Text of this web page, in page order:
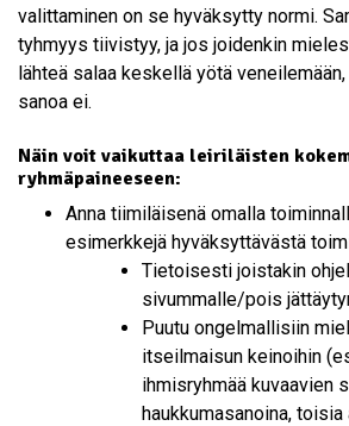
valittaminen on se hyväksytty normi.
tyhmyys tiivistyy, ja jos joidenkin
lähteä salaa keskellä yötä
sanoa ei.
Näin voit vaikuttaa leiriläisten
ryhmäpaineeseen:
Anna tiimiläisenä omalla
esimerkkejä hyväksyttävästä
Tietoisesti joistakin
sivummalle/pois
Puutu ongelmallisiin
itseilmaisun keinoihin
ihmisryhmää kuvaavien
haukkumasanoina,